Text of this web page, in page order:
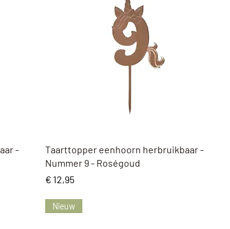
-
Snel overzicht
Taarttopper eenhoorn herbruikbaar -
Nummer 9 - Roségoud
Prijs
€ 12,95
Nieuw